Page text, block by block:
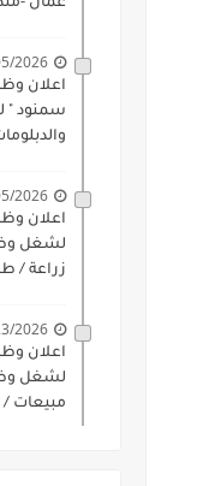
2026
اعلان
سمنود "
2026
اعلان
لشغل
زراعة /
2026
اعلان
لشغل
مبيعات /